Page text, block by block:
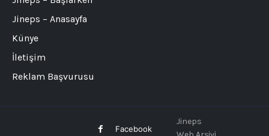
Jineps – Anasayfa
Künye
İletişim
Reklam Başvurusu
Facebook
Jineps